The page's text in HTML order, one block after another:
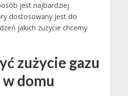
jest najbardziej
dostosowany jest do
jakich zużycie chcemy
zużycie gazu
domu